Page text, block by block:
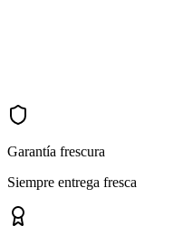
Garantía frescura
Siempre entrega fresca